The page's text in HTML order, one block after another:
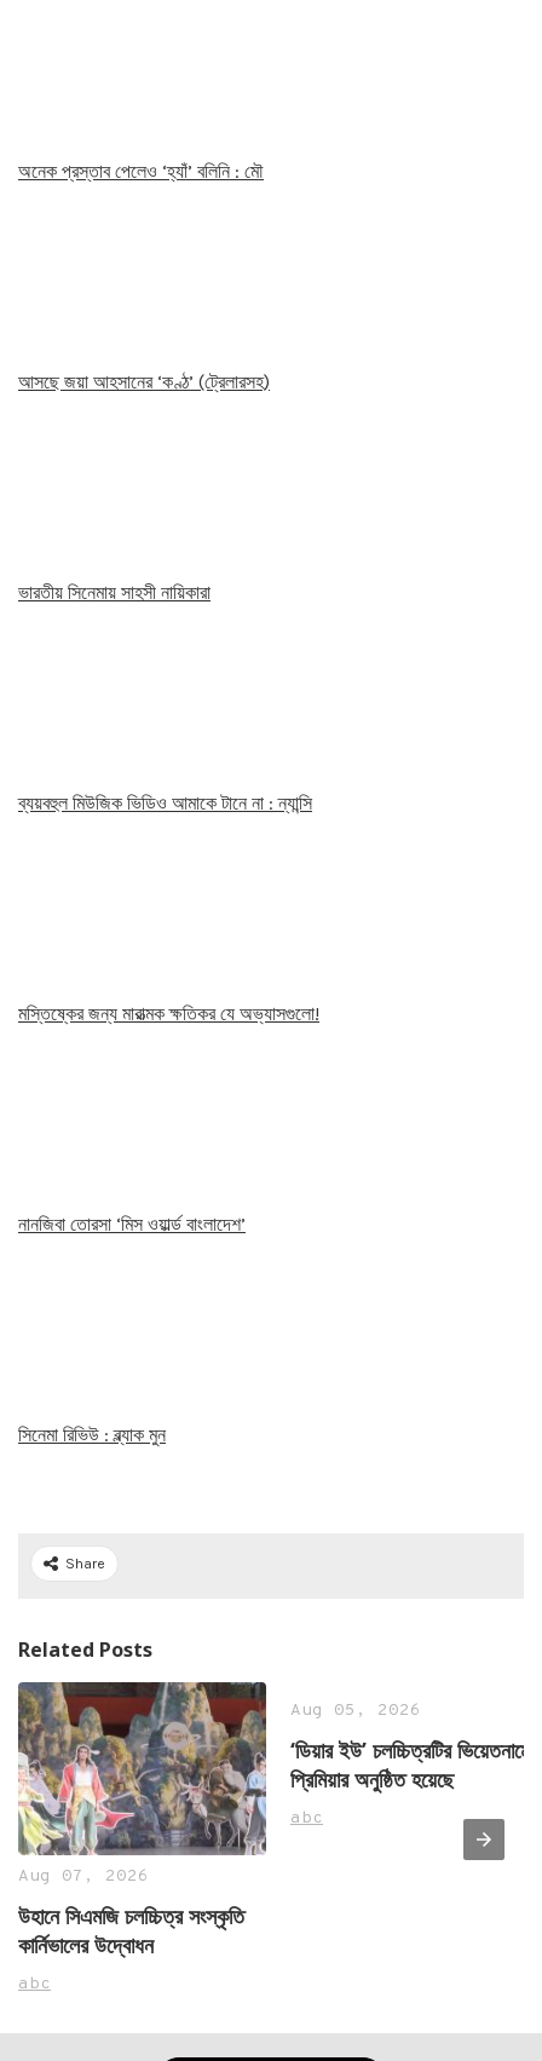
অনেক প্রস্তাব পেলেও ‘হ্যাঁ’ বলিনি : মৌ
আসছে জয়া আহসানের ‘কণ্ঠ’ (ট্রেলারসহ)
ভারতীয় সিনেমায় সাহসী নায়িকারা
ব্যয়বহুল মিউজিক ভিডিও আমাকে টানে না : ন্যান্সি
মস্তিষ্কের জন্য মারাত্মক ক্ষতিকর যে অভ্যাসগুলো!
নানজিবা তোরসা ‘মিস ওয়ার্ল্ড বাংলাদেশ’
সিনেমা রিভিউ : ব্ল্যাক মুন
Share
Related Posts
Aug 07, 2026
উহানে সিএমজি চলচ্চিত্র সংস্কৃতি
কার্নিভালের উদ্বোধন
abc
Aug 05, 2026
‘ডিয়ার ইউ’ চলচ্চিত্রটির ভিয়েতনামে
প্রিমিয়ার অনুষ্ঠিত হয়েছে
abc